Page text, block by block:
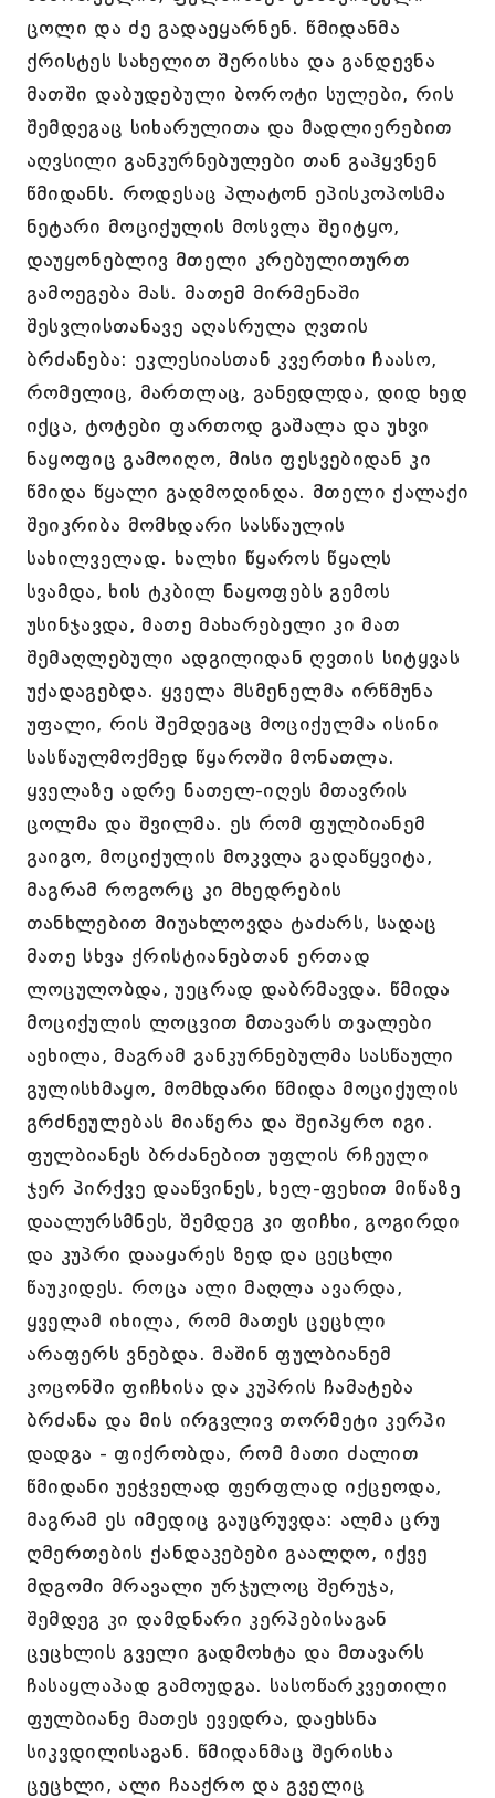
ცოლი და ძე გადაეყარნენ. წმიდანმა
ქრისტეს სახელით შერისხა და განდევნა
მათში დაბუდებული ბოროტი სულები, რის
შემდეგაც სიხარულითა და მადლიერებით
აღვსილი განკურნებულები თან გაჰყვნენ
წმიდანს. როდესაც პლატონ ეპისკოპოსმა
ნეტარი მოციქულის მოსვლა შეიტყო,
დაუყონებლივ მთელი კრებულითურთ
გამოეგება მას. მათემ მირმენაში
შესვლისთანავე აღასრულა ღვთის
ბრძანება: ეკლესიასთან კვერთხი ჩაასო,
რომელიც, მართლაც, განედლდა, დიდ ხედ
იქცა, ტოტები ფართოდ გაშალა და უხვი
ნაყოფიც გამოიღო, მისი ფესვებიდან კი
წმიდა წყალი გადმოდინდა. მთელი ქალაქი
შეიკრიბა მომხდარი სასწაულის
სახილველად. ხალხი წყაროს წყალს
სვამდა, ხის ტკბილ ნაყოფებს გემოს
უსინჯავდა, მათე მახარებელი კი მათ
შემაღლებული ადგილიდან ღვთის სიტყვას
უქადაგებდა. ყველა მსმენელმა ირწმუნა
უფალი, რის შემდეგაც მოციქულმა ისინი
სასწაულმოქმედ წყაროში მონათლა.
ყველაზე ადრე ნათელ-იღეს მთავრის
ცოლმა და შვილმა. ეს რომ ფულბიანემ
გაიგო, მოციქულის მოკვლა გადაწყვიტა,
მაგრამ როგორც კი მხედრების
თანხლებით მიუახლოვდა ტაძარს, სადაც
მათე სხვა ქრისტიანებთან ერთად
ლოცულობდა, უეცრად დაბრმავდა. წმიდა
მოციქულის ლოცვით მთავარს თვალები
აეხილა, მაგრამ განკურნებულმა სასწაული
გულისხმაყო, მომხდარი წმიდა მოციქულის
გრძნეულებას მიაწერა და შეიპყრო იგი.
ფულბიანეს ბრძანებით უფლის რჩეული
ჯერ პირქვე დააწვინეს, ხელ-ფეხით მიწაზე
დაალურსმნეს, შემდეგ კი ფიჩხი, გოგირდი
და კუპრი დააყარეს ზედ და ცეცხლი
წაუკიდეს. როცა ალი მაღლა ავარდა,
ყველამ იხილა, რომ მათეს ცეცხლი
არაფერს ვნებდა. მაშინ ფულბიანემ
კოცონში ფიჩხისა და კუპრის ჩამატება
ბრძანა და მის ირგვლივ თორმეტი კერპი
დადგა - ფიქრობდა, რომ მათი ძალით
წმიდანი უეჭველად ფერფლად იქცეოდა,
მაგრამ ეს იმედიც გაუცრუვდა: ალმა ცრუ
ღმერთების ქანდაკებები გაალღო, იქვე
მდგომი მრავალი ურჯულოც შერუჯა,
შემდეგ კი დამდნარი კერპებისაგან
ცეცხლის გველი გადმოხტა და მთავარს
ჩასაყლაპად გამოუდგა. სასოწარკვეთილი
ფულბიანე მათეს ევედრა, დაეხსნა
სიკვდილისაგან. წმიდანმაც შერისხა
ცეცხლი, ალი ჩააქრო და გველიც